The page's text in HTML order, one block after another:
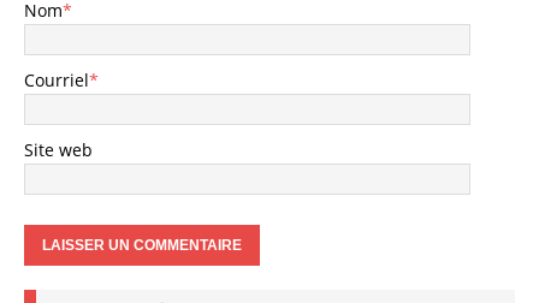
Nom*
Courriel*
Site web